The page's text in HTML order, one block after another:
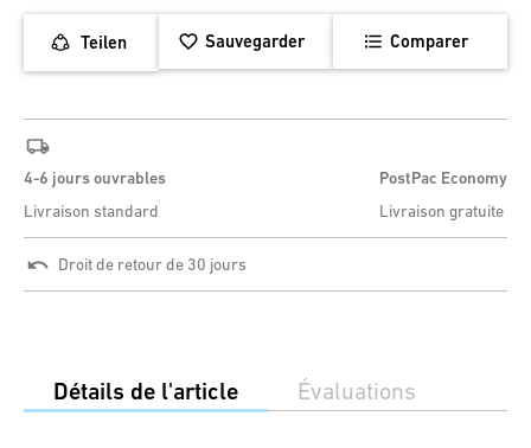
Teilen Sauvegarder Comparer
4-6 jours ouvrables
Livraison standard
PostPac Economy
Livraison gratuite
Droit de retour de 30 jours
Détails de l'article Évaluations